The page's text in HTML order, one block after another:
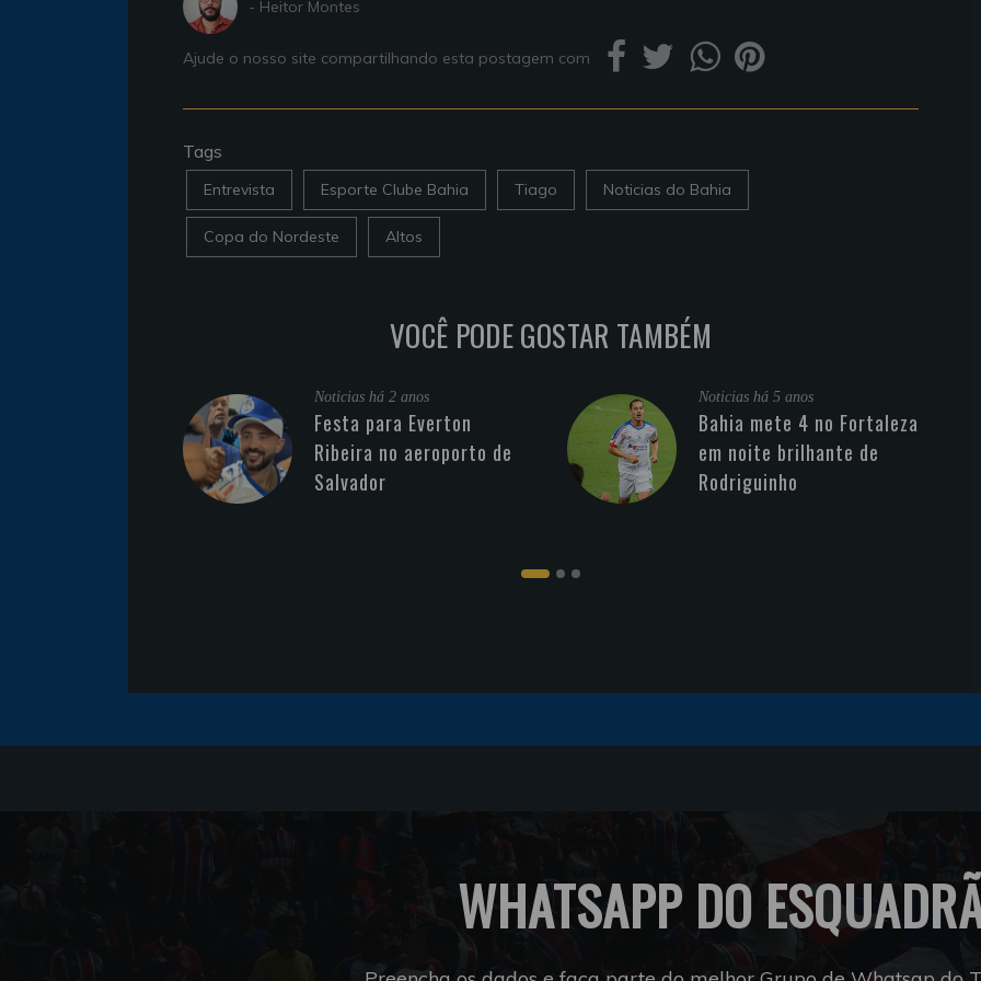
- Heitor Montes
Ajude o nosso site compartilhando esta postagem com
Tags
Entrevista Esporte Clube Bahia Tiago Noticias do Bahia
Copa do Nordeste Altos
VOCÊ PODE GOSTAR TAMBÉM
Noticias há 2 anos
Festa para Everton
Ribeira no aeroporto de
Salvador
Noticias há 5 anos
Bahia mete 4 no Fortaleza
em noite brilhante de
Rodriguinho
WHATSAPP DO